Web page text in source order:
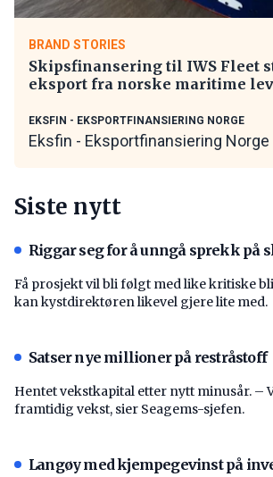
BRAND STORIES
Skipsfinansering til IWS Fleet
eksport fra norske maritime
EKSFIN - EKSPORTFINANSIERING NORGE
Eksfin - Eksportfinansiering Norge
Siste nytt
Riggar seg for å unngå sprekk på
Få prosjekt vil bli følgt med like kritiske
kan kystdirektøren likevel gjere lite med.
Satser nye millioner på restråstoff
Hentet vekstkapital etter nytt minusår. –
framtidig vekst, sier Seagems-sjefen.
Langøy med kjempegevinst på